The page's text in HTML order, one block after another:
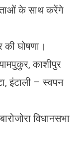
के साथ करेंगे
घोषणा।
काशीपुर
इंटाली – स्वपन
विधानसभा